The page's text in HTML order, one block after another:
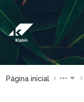
Pular para o
Página inicial